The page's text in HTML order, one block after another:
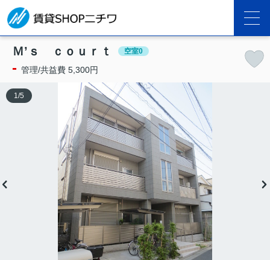
Ｍ’ｓ ｃｏｕｒｔ 空室0
- 管理/共益費 5,300円
1 /5